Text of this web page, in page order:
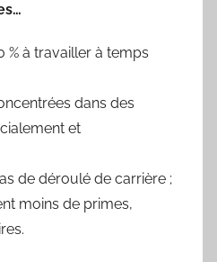
% à travailler à temps
dans des
et
de déroulé de carrière ;
moins de primes,